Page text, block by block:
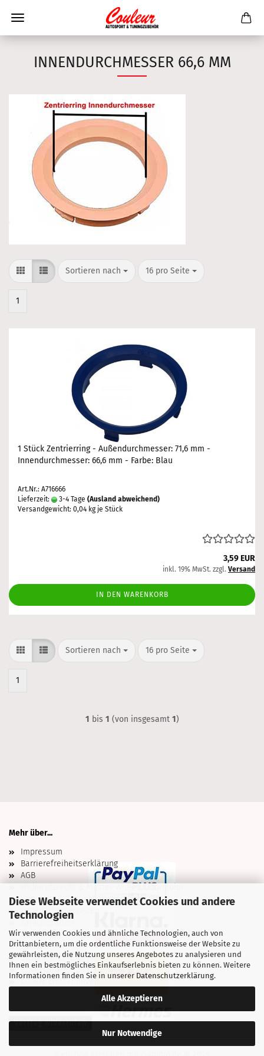
Diese Webseite verwendet Cookies und andere
Technologien
Wir verwenden Cookies und ähnliche Technologien, auch von
Drittanbietern, um die ordentliche Funktionsweise der Website zu
gewährleisten, die Nutzung unseres Angebotes zu analysieren und
Ihnen ein bestmögliches Einkaufserlebnis bieten zu können. Weitere
Informationen finden Sie in unserer Datenschutzerklärung.
Alle Akzeptieren
Nur Notwendige
INNENDURCHMESSER 66,6 MM
Sortieren nach
Sortieren nach 16 pro Seite
pro Seite
1
1 Stück Zentrierring - Außendurchmesser: 71,6 mm -
Innendurchmesser: 66,6 mm - Farbe: Blau
Art.Nr.: A716666
Lieferzeit:
3-4 Tage (Ausland abweichend)
Versandgewicht: 0,04 kg je Stück
3,59 EUR
inkl. 19% MwSt. zzgl. Versand
IN DEN WARENKORB
Sortieren nach
Sortieren nach 16 pro Seite
pro Seite
1
1 bis 1 (von insgesamt 1)
Mehr über...
Impressum
Barrierefreiheitserklärung
AGB
Versand- & Zahlungsbedingungen
Ladenöffnungszeiten
Zahlungsarten
Über uns
Kontakt
Sitzung unterbrochen
Privatsphäre und Datenschutz
Cookie Einstellungen
Vertrag widerrufen